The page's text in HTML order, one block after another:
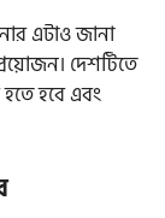
এটাও জানা
দেশটিতে
হবে এবং